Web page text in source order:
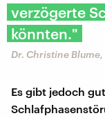
verzögerte
könnten."
Dr. Christine
Es gibt jedoch